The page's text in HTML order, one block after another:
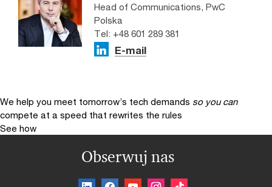
Head of Communications, PwC
Polska
Tel: +48 601 289 381
E-mail
We help you meet tomorrow’s tech demands so you can
compete at a speed that rewrites the rules
See how
Obserwuj nas